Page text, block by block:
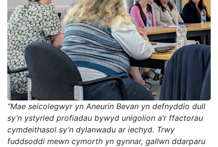
“Mae seicolegwyr yn Aneurin Bevan yn defnyddio dull
sy’n ystyried profiadau bywyd unigolion a’r ffactorau
cymdeithasol sy’n dylanwadu ar iechyd. Trwy
fuddsoddi mewn cymorth yn gynnar, gallwn ddarparu